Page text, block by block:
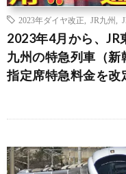
2023年ダイヤ改正 JR九州
2023年4月から、JR
九州の特急列車（
指定席特急料金を改